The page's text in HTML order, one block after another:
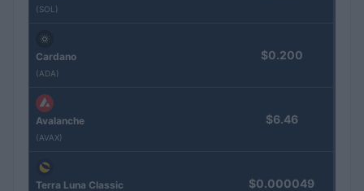
(SOL)
Cardano
(ADA)
$0.200
Avalanche
(AVAX)
$6.46
Terra Luna Classic $0.000049